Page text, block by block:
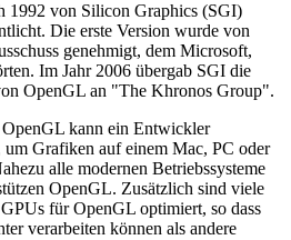
1992 von Silicon Graphics (SGI)
Die erste Version wurde von
genehmigt, dem Microsoft,
Im Jahr 2006 übergab SGI die
OpenGL an "The Khronos Group".
kann ein Entwickler
um Grafiken auf einem Mac, PC oder
alle modernen Betriebssysteme
OpenGL. Zusätzlich sind viele
für OpenGL optimiert, so dass
verarbeiten können als andere